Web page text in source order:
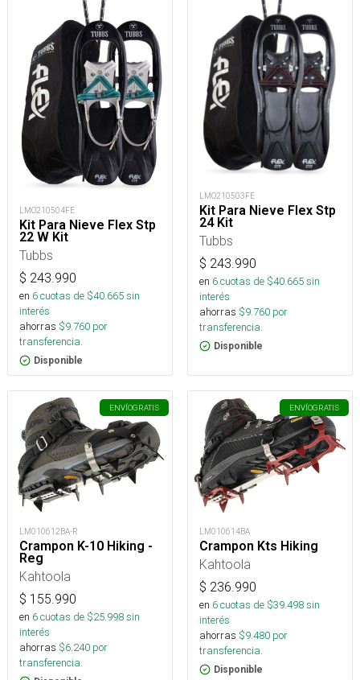
LMO210504FE
Kit Para Nieve Flex Stp
22 W Kit
Tubbs
$ 243.990
en 6cuotas de $40.665sin
interés
ahorras $9.760 por
transferencia.
Disponible
LMO210503FE
Kit Para Nieve Flex Stp
24 Kit
Tubbs
$ 243.990
en 6cuotas de $40.665sin
interés
ahorras $9.760 por
transferencia.
Disponible
ENVÍOGRATIS
LM010612BA-R
Crampon K-10 Hiking -
Reg
Kahtoola
$ 155.990
en 6cuotas de $25.998sin
interés
ahorras $6.240 por
transferencia.
ENVÍOGRATIS
LM010614BA
Crampon Kts Hiking
Kahtoola
$ 236.990
en 6cuotas de $39.498sin
interés
ahorras $9.480 por
transferencia.
Disponible